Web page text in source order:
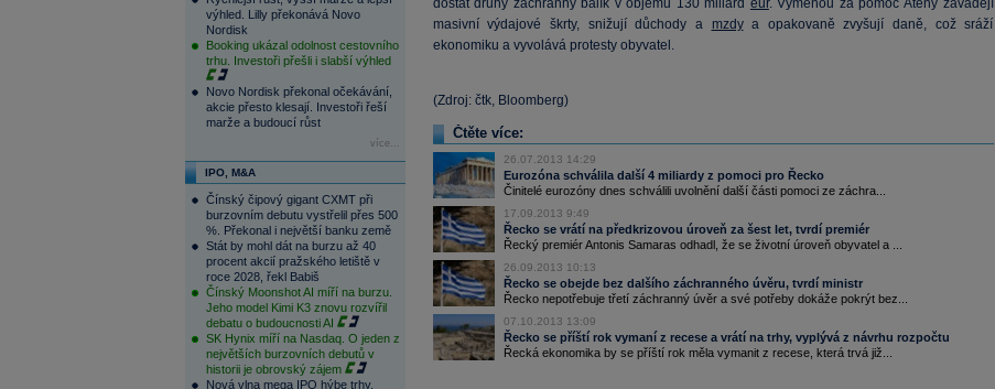
výhled. Lilly překonává Novo
Nordisk
Booking ukázal odolnost cestovního
trhu. Investoři přešli i slabší výhled
Novo Nordisk překonal očekávání,
akcie přesto klesají. Investoři řeší
marže a budoucí růst
více...
IPO, M&A
Čínský čipový gigant CXMT při
burzovním debutu vystřelil přes 500
%. Překonal i největší banku země
Stát by mohl dát na burzu až 40
procent akcií pražského letiště v
roce 2028, řekl Babiš
Čínský Moonshot AI míří na burzu.
Jeho model Kimi K3 znovu rozvířil
debatu o budoucnosti AI
SK Hynix míří na Nasdaq. O jeden z
největších burzovních debutů v
historii je obrovský zájem
Nová vlna mega IPO hýbe trhy.
dostat druhý záchranný balík v objemu 130 miliard eur. Výměnou za pomoc Atény zavádějí
masivní výdajové škrty, snižují důchody a mzdya opakovaně zvyšují daně, což sráží
ekonomiku a vyvolává protesty obyvatel.
(Zdroj: čtk, Bloomberg)
Čtěte více:
26.07.2013 14:29
Eurozóna schválila další 4 miliardy z pomoci pro Řecko
Činitelé eurozóny dnes schválili uvolnění další části pomoci ze záchra...
17.09.2013 9:49
Řecko se vrátí na předkrizovou úroveň za šest let, tvrdí premiér
Řecký premiér Antonis Samaras odhadl, že se životní úroveň obyvatel a ...
26.09.2013 10:13
Řecko se obejde bez dalšího záchranného úvěru, tvrdí ministr
Řecko nepotřebuje třetí záchranný úvěr a své potřeby dokáže pokrýt bez...
07.10.2013 13:09
Řecko se příští rok vymaní z recese a vrátí na trhy, vyplývá z návrhu rozpočtu
Řecká ekonomika by se příští rok měla vymanit z recese, která trvá již...